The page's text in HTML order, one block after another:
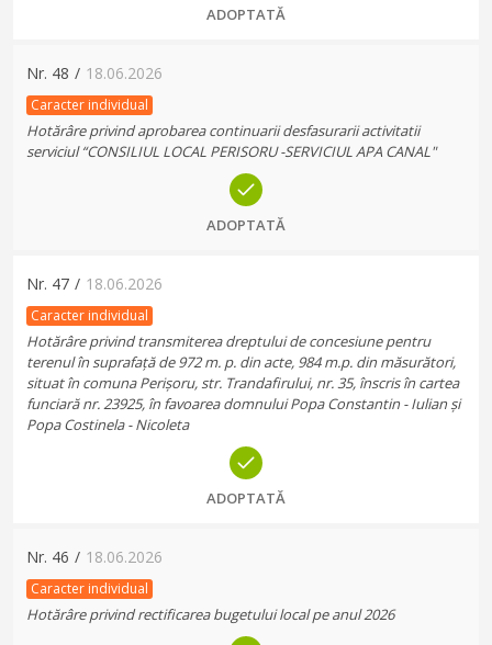
ADOPTATĂ
Nr. 48 / 18.06.2026
Caracter individual
Hotărâre privind aprobarea continuarii desfasurarii activitatii
serviciul “CONSILIUL LOCAL PERISORU -SERVICIUL APA CANAL"
ADOPTATĂ
Nr. 47 / 18.06.2026
Caracter individual
Hotărâre privind transmiterea dreptului de concesiune pentru
terenul în suprafață de 972 m. p. din acte, 984 m.p. din măsurători,
situat în comuna Perișoru, str. Trandafirului, nr. 35, înscris în cartea
funciară nr. 23925, în favoarea domnului Popa Constantin - Iulian și
Popa Costinela - Nicoleta
ADOPTATĂ
Nr. 46 / 18.06.2026
Caracter individual
Hotărâre privind rectificarea bugetului local pe anul 2026